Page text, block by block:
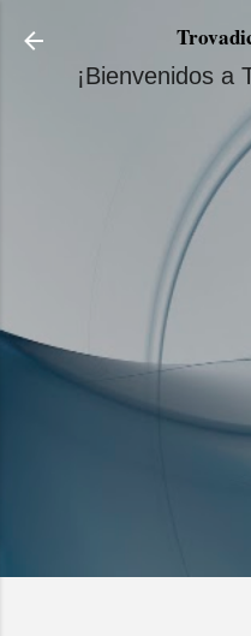
Ir al
¡Bienvenidos a